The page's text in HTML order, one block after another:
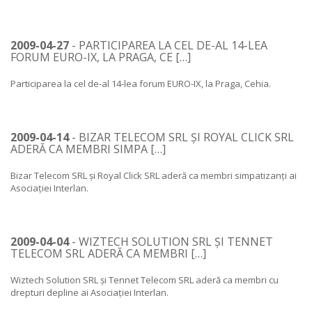
2009-04-27 - PARTICIPAREA LA CEL DE-AL 14-LEA
FORUM EURO-IX, LA PRAGA, CE […]
Participarea la cel de-al 14-lea forum EURO-IX, la Praga, Cehia.
2009-04-14- BIZAR TELECOM SRL ȘI ROYAL CLICK SRL
ADERĂ CA MEMBRI SIMPA […]
Bizar Telecom SRL și Royal Click SRL aderă ca membri simpatizanți ai
Asociației Interlan.
2009-04-04- WIZTECH SOLUTION SRL ȘI TENNET
TELECOM SRL ADERĂ CA MEMBRI […]
Wiztech Solution SRL și Tennet Telecom SRL aderă ca membri cu
drepturi depline ai Asociației Interlan.